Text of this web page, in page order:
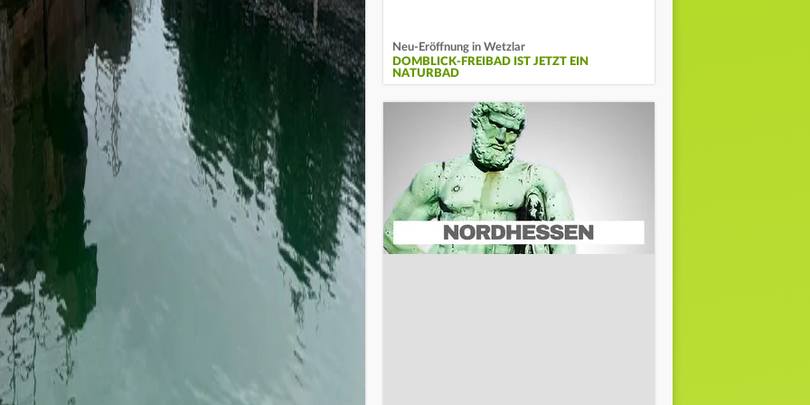
Neu-Eröffnung in Wetzlar
DOMBLICK-FREIBAD IST JETZT EIN
NATURBAD